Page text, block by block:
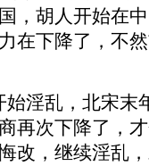
，胡人开始在
在下降了，不
淫乱，北宋末
再次下降了，
改，继续淫乱